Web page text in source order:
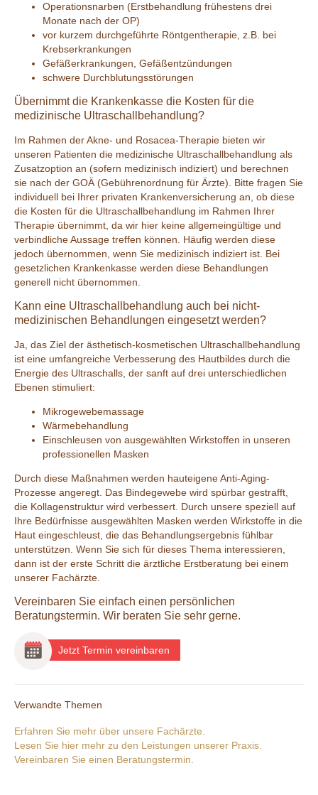
Operationsnarben (Erstbehandlung frühestens drei
Monate nach der OP)
vor kurzem durchgeführte Röntgentherapie, z.B. bei
Krebserkrankungen
Gefäßerkrankungen, Gefäßentzündungen
schwere Durchblutungsstörungen
Übernimmt die Krankenkasse die Kosten für die
medizinische Ultraschallbehandlung?
Im Rahmen der Akne- und Rosacea-Therapie bieten wir
unseren Patienten die medizinische Ultraschallbehandlung als
Zusatzoption an (sofern medizinisch indiziert) und berechnen
sie nach der GOÄ (Gebührenordnung für Ärzte). Bitte fragen Sie
individuell bei Ihrer privaten Krankenversicherung an, ob diese
die Kosten für die Ultraschallbehandlung im Rahmen Ihrer
Therapie übernimmt, da wir hier keine allgemeingültige und
verbindliche Aussage treffen können. Häufig werden diese
jedoch übernommen, wenn Sie medizinisch indiziert ist. Bei
gesetzlichen Krankenkasse werden diese Behandlungen
generell nicht übernommen.
Kann eine Ultraschallbehandlung auch bei nicht-
medizinischen Behandlungen eingesetzt werden?
Ja, das Ziel der ästhetisch-kosmetischen Ultraschallbehandlung
ist eine umfangreiche Verbesserung des Hautbildes durch die
Energie des Ultraschalls, der sanft auf drei unterschiedlichen
Ebenen stimuliert:
Mikrogewebemassage
Wärmebehandlung
Einschleusen von ausgewählten Wirkstoffen in unseren
professionellen Masken
Durch diese Maßnahmen werden hauteigene Anti-Aging-
Prozesse angeregt. Das Bindegewebe wird spürbar gestrafft,
die Kollagenstruktur wird verbessert. Durch unsere speziell auf
Ihre Bedürfnisse ausgewählten Masken werden Wirkstoffe in die
Haut eingeschleust, die das Behandlungsergebnis fühlbar
unterstützen. Wenn Sie sich für dieses Thema interessieren,
dann ist der erste Schritt die ärztliche Erstberatung bei einem
unserer Fachärzte.
Vereinbaren Sie einfach einen persönlichen
Beratungstermin. Wir beraten Sie sehr gerne.
Jetzt Termin vereinbaren
Verwandte Themen
Erfahren Sie mehr über unsere Fachärzte.
Lesen Sie hier mehr zu den Leistungen unserer Praxis.
Vereinbaren Sie einen Beratungstermin.